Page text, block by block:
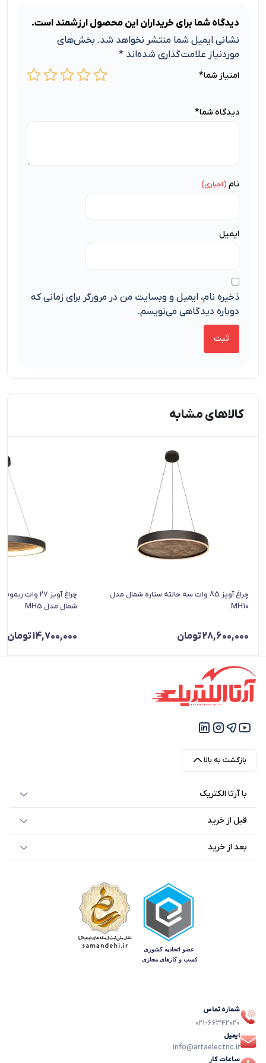
دیدگاه شما برای خریداران این محصول ارزشمند است.
نشانی ایمیل شما منتشر نخواهد شد. بخش‌های
موردنیاز علامت‌گذاری شده‌اند *
امتیاز شما*
دیدگاه شما*
نام
ایمیل
ذخیره نام، ایمیل و وبسایت من در مرورگر برای زمانی که
دوباره دیدگاهی می‌نویسم.
کالاهای مشابه
چراغ آویز 85 وات سه حالته ستاره شمال مدل
MH10
28,600,000تومان
چراغ آویز 27
شمال مدل MH5
14,700,000تومان
بازگشت به بالا
با آرتا الکتریک
قبل از خرید
بعد از خرید
شماره تماس
021-66342020
ایمیل
info@artaelectric.ir
ساعات کار